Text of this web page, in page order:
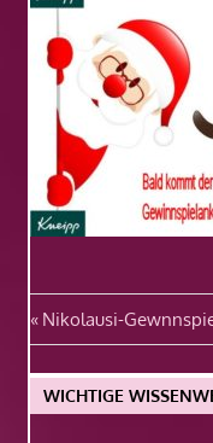
Vorheriger
Beitrag:
Nikolausi-
WICHTIGE